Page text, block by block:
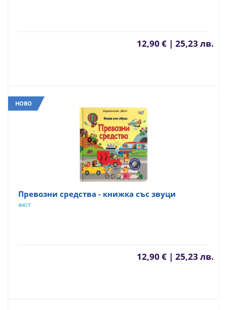
12,90 € | 25,23 лв.
НОВО
Превозни средства - книжка със звуци
ФЮТ
12,90 € | 25,23 лв.